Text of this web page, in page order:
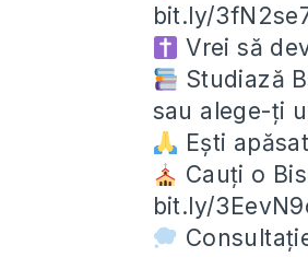
bit.ly/
Vrei să
Studiază
sau alege-ți
Ești
Cauți o
bit.ly/